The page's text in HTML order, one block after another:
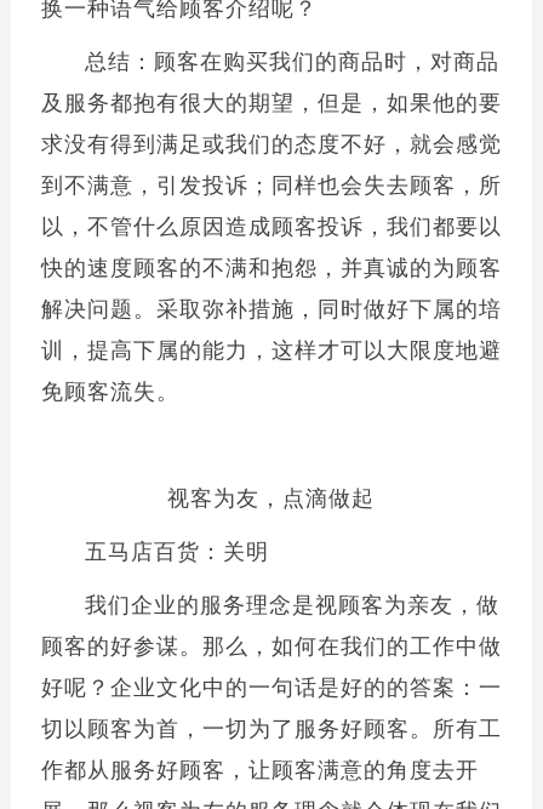
换一种语气给顾客介绍呢？
总结：顾客在购买我们的商品时，对商品
及服务都抱有很大的期望，但是，如果他的要
求没有得到满足或我们的态度不好，就会感觉
到不满意，引发投诉；同样也会失去顾客，所
以，不管什么原因造成顾客投诉，我们都要以
快的速度顾客的不满和抱怨，并真诚的为顾客
解决问题。采取弥补措施，同时做好下属的培
训，提高下属的能力，这样才可以大限度地避
免顾客流失。
视客为友，点滴做起
五马店百货：关明
我们企业的服务理念是视顾客为亲友，做
顾客的好参谋。那么，如何在我们的工作中做
好呢？企业文化中的一句话是好的的答案：一
切以顾客为首，一切为了服务好顾客。所有工
作都从服务好顾客，让顾客满意的角度去开